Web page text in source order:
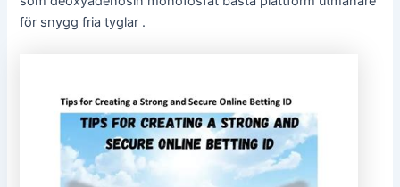
för snygg fria tyglar .